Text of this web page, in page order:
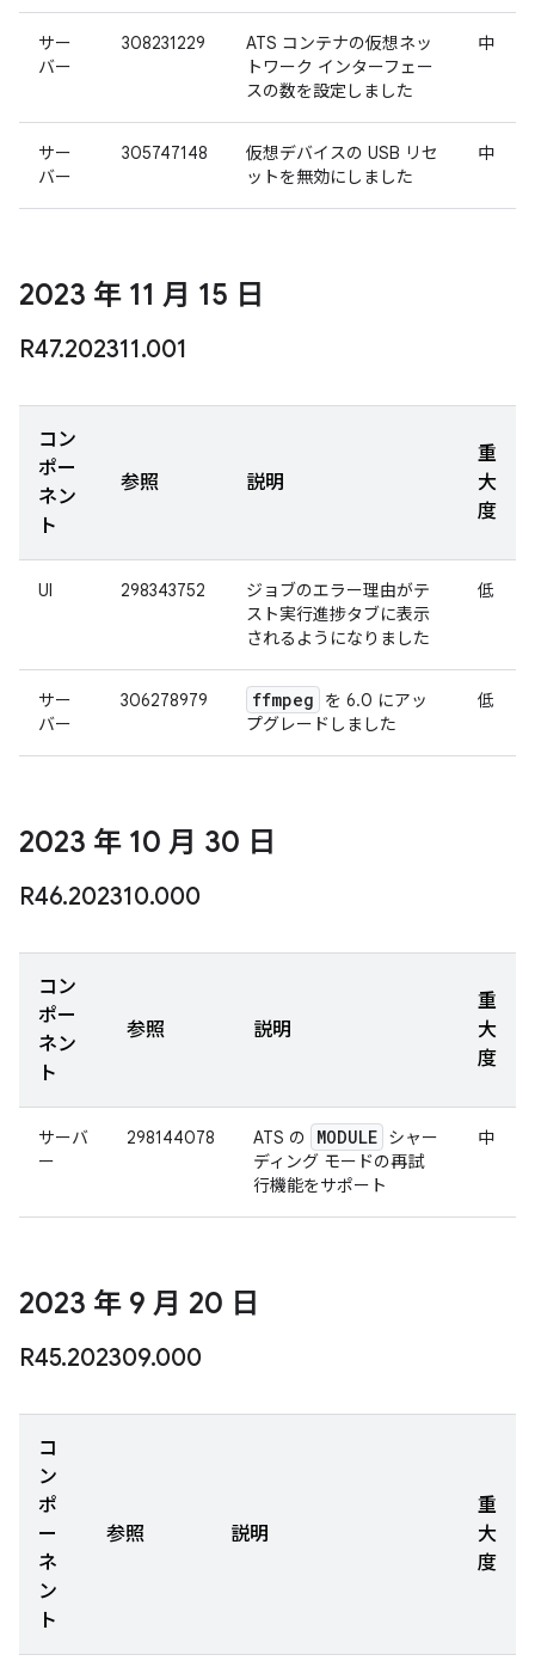
サー
バー
308231229
ATS コンテナの仮想ネッ
トワーク インターフェー
スの数を設定しました
中
サー
バー
305747148
仮想デバイスの USB リセ
ットを無効にしました
中
2023 年 11 月 15 日
R47.202311.001
コン
ポー
ネン
ト
参照 説明
重
大
度
UI 298343752
ジョブのエラー理由がテ
スト実行進捗タブに表示
されるようになりました
低
サー
バー
306278979 ffmpeg
を 6.0 にアッ
プグレードしました
低
2023 年 10 月 30 日
R46.202310.000
コン
ポー
ネン
ト
参照 説明
重
大
度
サーバ
ー
298144078 ATS の MODULE シャー
ディング モードの再試
行機能をサポート
中
2023 年 9 月 20 日
R45.202309.000
コ
ン
ポ
ー
ネ
ン
ト
参照 説明
重
大
度